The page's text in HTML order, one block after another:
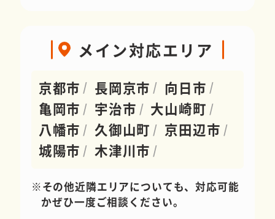
メイン対応エリア
京都市 長岡京市
向日市
亀岡市
宇治市
大山崎町
八幡市
久御山町
京田辺市
城陽市
木津川市
その他近隣エリアについても、対応可能
かぜひ一度ご相談ください。